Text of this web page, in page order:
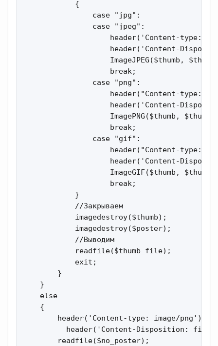
            {
                case "jpg":
                case "jpeg":
header('Content-type:
header('Content-
ImageJPEG($thumb,
                    break;
                case "png":
header("Content-type:
header('Content-
ImagePNG($thumb,
                    break;
                case "gif":
header("Content-type:
header('Content-
ImageGIF($thumb,
                    break;
            }
            //Закрываем
            imagedestroy($thumb);
            imagedestroy($poster);
            //Выводим
            readfile($thumb_file);
            exit;
        }
    }
    else
    {
        header('Content-type: image/png');
header('Content-Disposition:
        readfile($no_poster);